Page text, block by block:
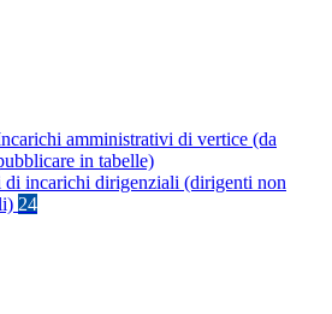
amministrativi di vertice (da
in tabelle)
di incarichi dirigenziali (dirigenti non
24